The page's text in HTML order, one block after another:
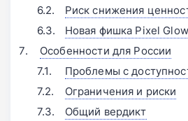
Риск снижения
Новая фишка Pixel Glow
Особенности для России
Проблемы с
Ограничения и риски
Общий вердикт